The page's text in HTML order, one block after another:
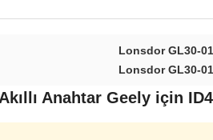
Lonsdor GL30-
Lonsdor GL30-
Anahtar Geely için